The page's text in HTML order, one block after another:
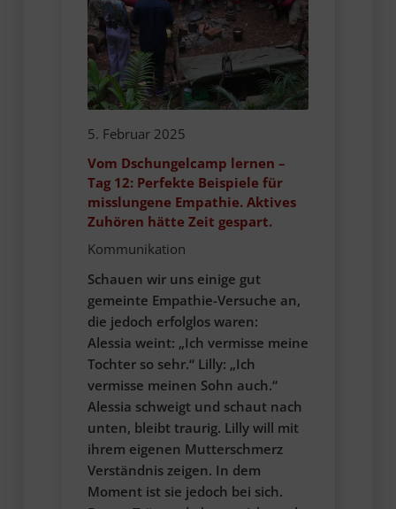
5. Februar 2025
Vom Dschungelcamp lernen –
Tag 12: Perfekte Beispiele für
misslungene Empathie. Aktives
Zuhören hätte Zeit gespart.
Kommunikation
Schauen wir uns einige gut
gemeinte Empathie-Versuche an,
die jedoch erfolglos waren:
Alessia weint: „Ich vermisse meine
Tochter so sehr.“ Lilly: „Ich
vermisse meinen Sohn auch.“
Alessia schweigt und schaut nach
unten, bleibt traurig. Lilly will mit
ihrem eigenen Mutterschmerz
Verständnis zeigen. In dem
Moment ist sie jedoch bei sich.